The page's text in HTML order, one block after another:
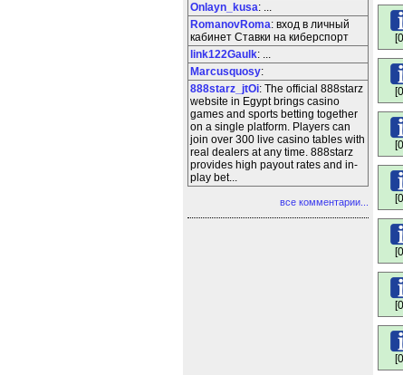
Onlayn_kusa: ...
RomanovRoma: вход в личный
кабинет Ставки на киберспорт
link122Gaulk: ...
Marcusquosy:
888starz_jtOi: The official 888starz
website in Egypt brings casino
games and sports betting together
on a single platform. Players can
join over 300 live casino tables with
real dealers at any time. 888starz
provides high payout rates and in-
play bet...
все комментарии...